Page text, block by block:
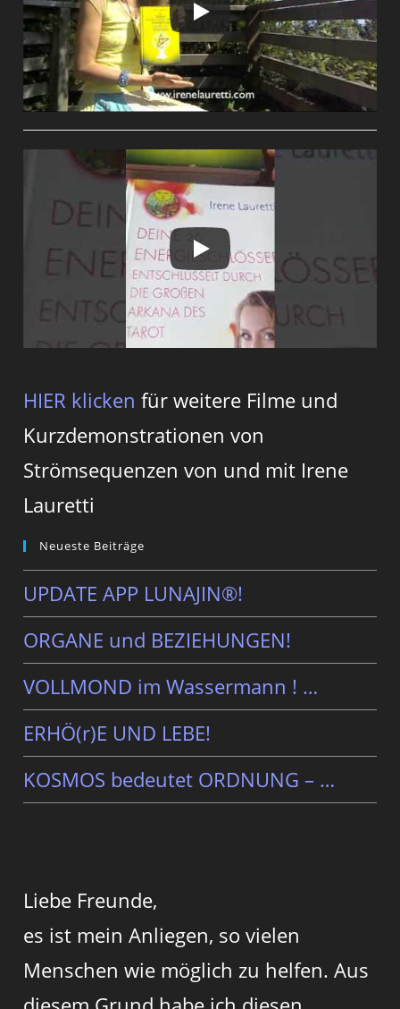
HIER klicken für weitere Filme und
Kurzdemonstrationen von
Strömsequenzen von und mit Irene
Lauretti
Neueste Beiträge
UPDATE APP LUNAJIN®!
ORGANE und BEZIEHUNGEN!
VOLLMOND im Wassermann ! …
ERHÖ(r)E UND LEBE!
KOSMOS bedeutet ORDNUNG – …
Liebe Freunde,
es ist mein Anliegen, so vielen
Menschen wie möglich zu helfen. Aus